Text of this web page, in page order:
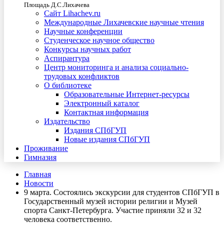
Площадь Д.С.Лихачева
Сайт Lihachev.ru
Международные Лихачевские научные чтения
Научные конференции
Студенческое научное общество
Конкурсы научных работ
Аспирантура
Центр мониторинга и анализа социально-
трудовых конфликтов
О библиотеке
Образовательные Интернет-ресурсы
Электронный каталог
Контактная информация
Издательство
Издания СПбГУП
Новые издания СПбГУП
Проживание
Гимназия
Главная
Новости
9 марта. Состоялись экскурсии для студентов СПбГУП в
Государственный музей истории религии и Музей
спорта Санкт-Петербурга. Участие приняли 32 и 32
человека соответственно.